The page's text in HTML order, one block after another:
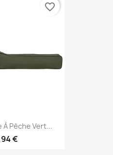
À Pêche Vert...
€
favorite_border